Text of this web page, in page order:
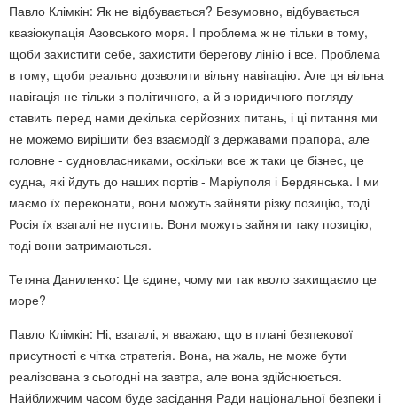
Павло Клімкін: Як не відбувається? Безумовно, відбувається
квазіокупація Азовського моря. І проблема ж не тільки в тому,
щоби захистити себе, захистити берегову лінію і все. Проблема
в тому, щоби реально дозволити вільну навігацію. Але ця вільна
навігація не тільки з політичного, а й з юридичного погляду
ставить перед нами декілька серйозних питань, і ці питання ми
не можемо вирішити без взаємодії з державами прапора, але
головне - судновласниками, оскільки все ж таки це бізнес, це
судна, які йдуть до наших портів - Маріуполя і Бердянська. І ми
маємо їх переконати, вони можуть зайняти різку позицію, тоді
Росія їх взагалі не пустить. Вони можуть зайняти таку позицію,
тоді вони затримаються.
Тетяна Даниленко: Це єдине, чому ми так кволо захищаємо це
море?
Павло Клімкін: Ні, взагалі, я вважаю, що в плані безпекової
присутності є чітка стратегія. Вона, на жаль, не може бути
реалізована з сьогодні на завтра, але вона здійснюється.
Найближчим часом буде засідання Ради національної безпеки і